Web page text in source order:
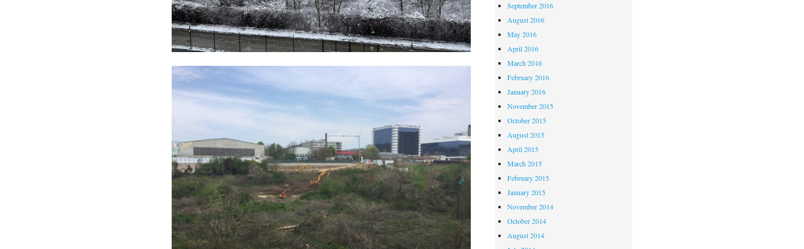
September 2016
August 2016
May 2016
April 2016
March 2016
February 2016
January 2016
November 2015
October 2015
August 2015
April 2015
March 2015
February 2015
January 2015
November 2014
October 2014
August 2014